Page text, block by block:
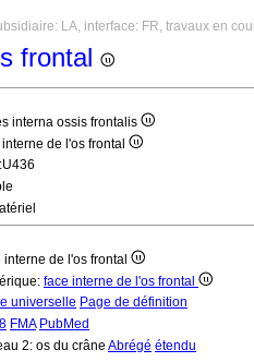
LA, interface: FR, travaux en
frontal
interna ossis frontalis
de l'os frontal
interne de l'os frontal
face interne de l'os frontal
universelle Page de définition
FMA PubMed
2: os du crâne Abrégé étendu